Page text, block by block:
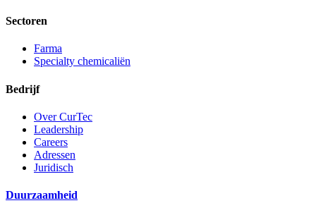
Sectoren
Farma
Specialty chemicaliën
Bedrijf
Over CurTec
Leadership
Careers
Adressen
Juridisch
Duurzaamheid